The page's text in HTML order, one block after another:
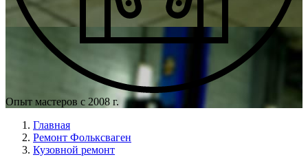
Опыт мастеров с 2008 г.
Главная
Ремонт Фольксваген
Кузовной ремонт